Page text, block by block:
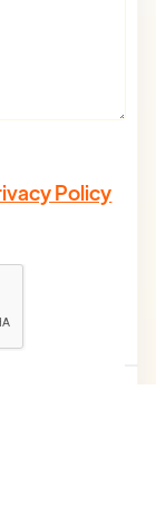
Policy